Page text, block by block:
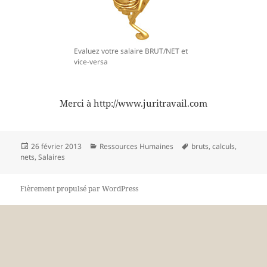
Evaluez votre salaire BRUT/NET et
vice-versa
Merci à http://www.juritravail.com
Publié
le
26 février 2013 Catégories
Ressources Humaines
Mots-
bruts,calculs,
nets,Salaires
Fièrement propulsé par WordPress